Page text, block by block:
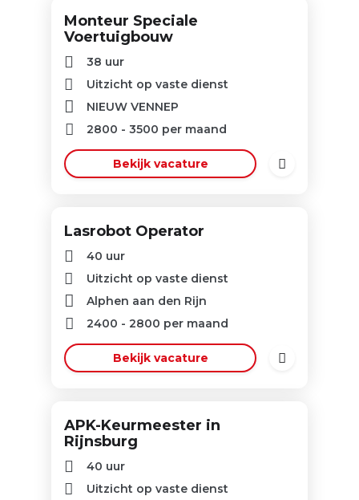
Monteur Speciale
Voertuigbouw
38 uur
Uitzicht op vaste dienst
NIEUW VENNEP
2800 - 3500 per maand
Bekijk vacature
Lasrobot Operator
40 uur
Uitzicht op vaste dienst
Alphen aan den Rijn
2400 - 2800 per maand
Bekijk vacature
APK-Keurmeester in
Rijnsburg
40 uur
Uitzicht op vaste dienst